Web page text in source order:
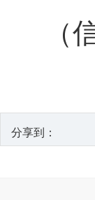
（
分享到：